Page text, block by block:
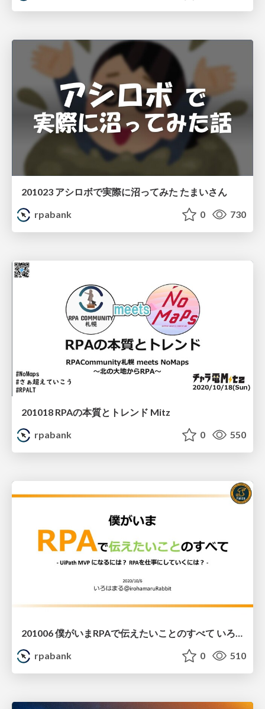
201023 アシロボで実際に沼ってみた たまいさん
rpabank
0 730
201018 RPAの本質とトレンド Mitz
rpabank
0 550
rpabank
0 510